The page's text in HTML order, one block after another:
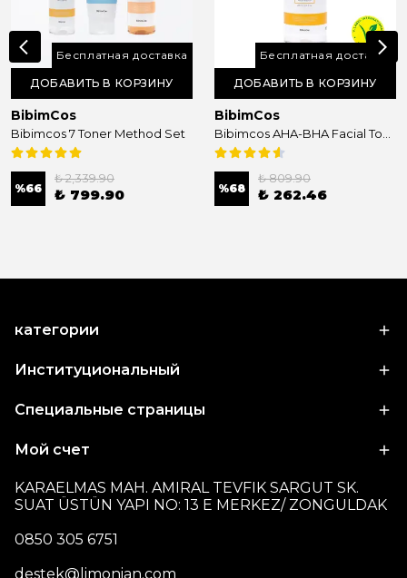
Бесплатная доставка
ДОБАВИТЬ В КОРЗИНУ
BibimCos
Bibimcos 7 Toner Method Set
%66
₺ 2,339.90
₺ 799.90
Бесплатная доставка
ДОБАВИТЬ В КОРЗИНУ
BibimCos
%68
₺ 809.90
₺ 262.46
категории
Институциональный
Специальные страницы
Мой счет
KARAELMAS MAH. AMIRAL TEVFIK SARGUT SK.
SUAT ÜSTÜN YAPI NO: 13 E MERKEZ/ ZONGULDAK
0850 305 6751
destek@limonian.com